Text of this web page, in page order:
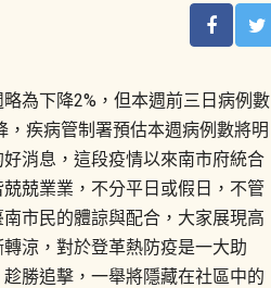
為下降2%，但本週前三日病例數
疾病管制署預估本週病例數將明
消息，這段疫情以來南市府統合
兢業業，不分平日或假日，不管
市民的體諒與配合，大家展現高
涼，對於登革熱防疫是一大助
勝追擊，一舉將隱藏在社區中的